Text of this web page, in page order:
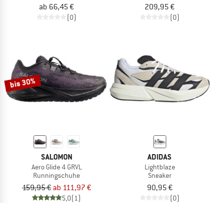
ab 66,45 €
(0)
209,95 €
(0)
bis 30%
SALOMON
Aero Glide 4 GRVL
Runningschuhe
159,95 € ab 111,97 €
5,0(1)
ADIDAS
Lightblaze
Sneaker
90,95 €
(0)